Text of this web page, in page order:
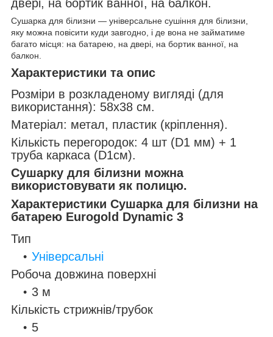
двері, на бортик ванної, на балкон.
Сушарка для білизни — універсальне сушіння для білизни,
яку можна повісити куди завгодно, і де вона не займатиме
багато місця: на батарею, на двері, на бортик ванної, на
балкон.
Характеристики та опис
Розміри в розкладеному вигляді (для
використання): 58х38 см.
Матеріал: метал, пластик (кріплення).
Кількість перегородок: 4 шт (D1 мм) + 1
труба каркаса (D1см).
Сушарку для білизни можна
використовувати як полицю.
Характеристики Сушарка для білизни на
батарею Eurogold Dynamic 3
Тип
Універсальні
Робоча довжина поверхні
3 м
Кількість стрижнів/трубок
5